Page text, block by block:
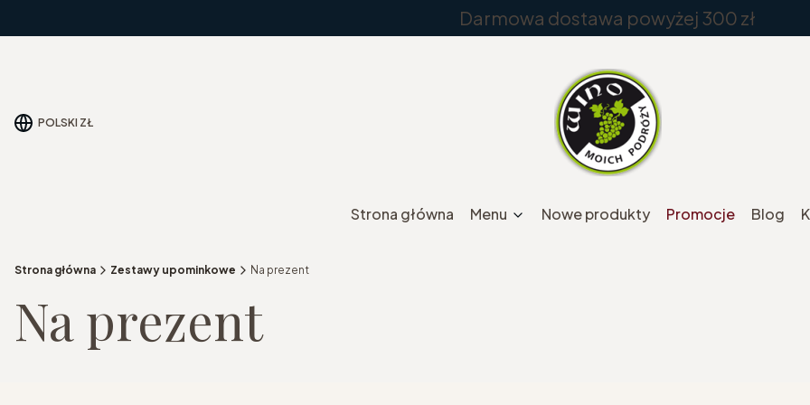
Darmowa dostawa powyżej 300 zł
POLSKI ZŁ
Strona główna Menu Nowe produkty Promocje Blog
Strona główna Zestawy upominkowe Na prezent
Na prezent